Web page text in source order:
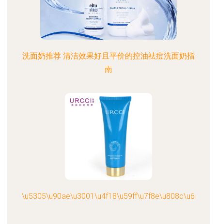
洗面奶推荐 清洁效果好且平价的控油祛痘洗面奶指
南